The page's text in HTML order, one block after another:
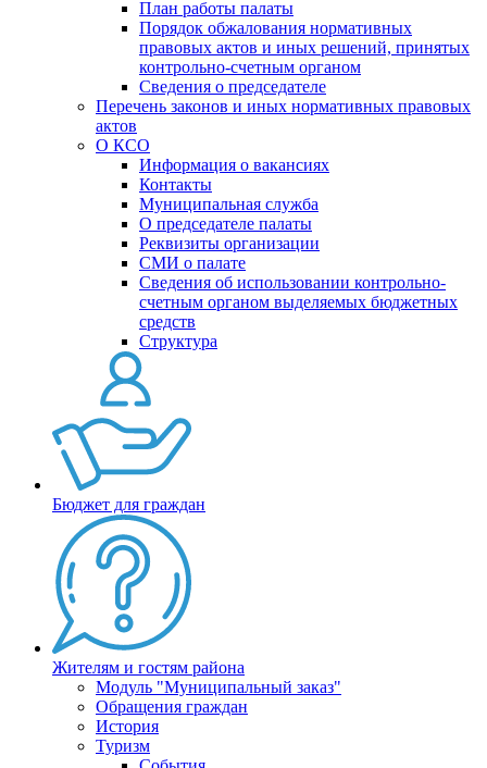
План работы палаты
Порядок обжалования нормативных
правовых актов и иных решений, принятых
контрольно-счетным органом
Сведения о председателе
Перечень законов и иных нормативных правовых
актов
О КСО
Информация о вакансиях
Контакты
Муниципальная служба
О председателе палаты
Реквизиты организации
СМИ о палате
Сведения об использовании контрольно-
счетным органом выделяемых бюджетных
средств
Структура
Бюджет для граждан
Жителям и гостям района
Модуль "Муниципальный заказ"
Обращения граждан
История
Туризм